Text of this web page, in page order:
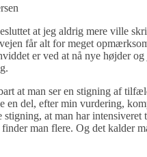
at jeg aldrig mere ville
får alt for meget
er ved at nå nye højder
at man ser en stigning af
en del, efter min vurdering,
stigning, at man har intensiveret
man flere. Og det kalder